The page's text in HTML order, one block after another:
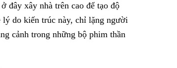
đây xây nhà trên cao để tạo độ
lý do kiến trúc này, chỉ lặng người
cảnh trong những bộ phim thần